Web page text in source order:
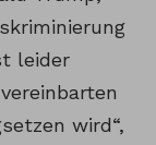
leider
wird“,